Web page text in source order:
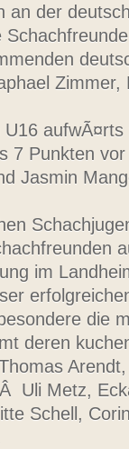
an der
Zimmer,
7 Punkten
Jasmin
im
die
deren
Uli Metz,
Schell,